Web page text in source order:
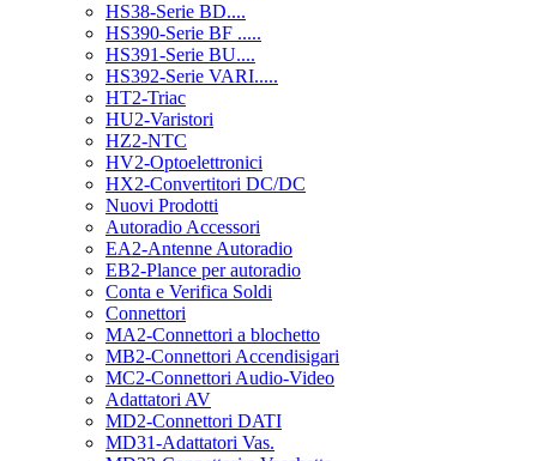
HS38-Serie BD....
HS390-Serie BF .....
HS391-Serie BU....
HS392-Serie VARI.....
HT2-Triac
HU2-Varistori
HZ2-NTC
HV2-Optoelettronici
HX2-Convertitori DC/DC
Nuovi Prodotti
Autoradio Accessori
EA2-Antenne Autoradio
EB2-Plance per autoradio
Conta e Verifica Soldi
Connettori
MA2-Connettori a blochetto
MB2-Connettori Accendisigari
MC2-Connettori Audio-Video
Adattatori AV
MD2-Connettori DATI
MD31-Adattatori Vas.